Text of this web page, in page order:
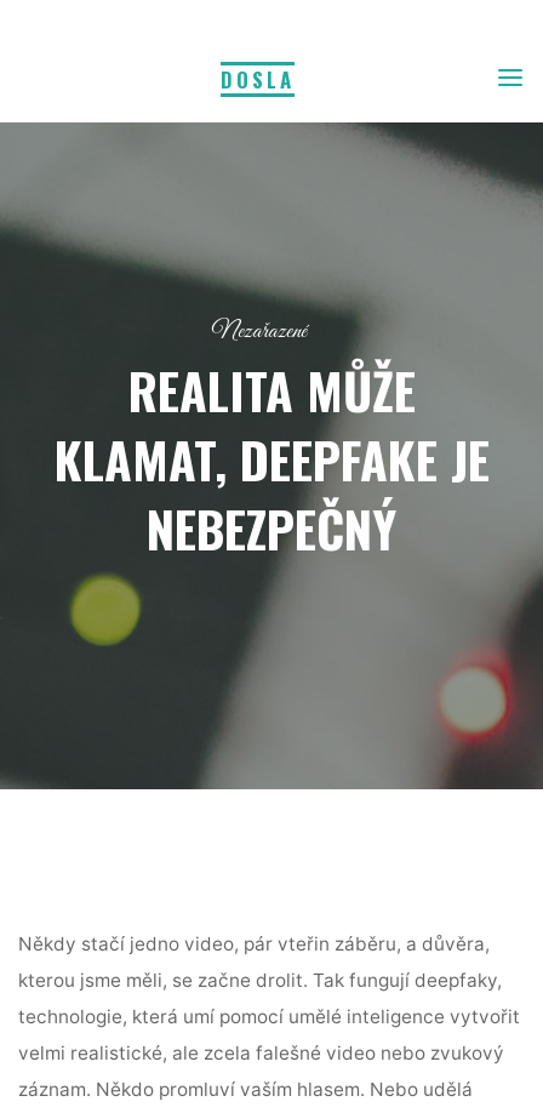
DOSLA
Nezařazené
REALITA MŮŽE
KLAMAT, DEEPFAKE JE
NEBEZPEČNÝ
Někdy stačí jedno video, pár vteřin záběru, a důvěra,
kterou jsme měli, se začne drolit. Tak fungují deepfaky,
technologie, která umí pomocí umělé inteligence vytvořit
velmi realistické, ale zcela falešné video nebo zvukový
záznam. Někdo promluví vaším hlasem. Nebo udělá